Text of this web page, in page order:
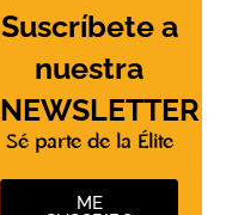
Suscríbete a
nuestra
NEWSLETTER
Sé parte de la Élite
ME